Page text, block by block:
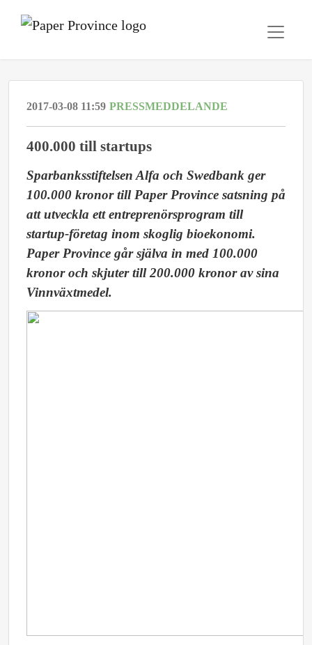
2017-03-08 11:59 PRESSMEDDELANDE
400.000 till startups
Sparbanksstiftelsen Alfa och Swedbank ger
100.000 kronor till Paper Province satsning på
att utveckla ett entreprenörsprogram till
startup-företag inom skoglig bioekonomi.
Paper Province går själva in med 100.000
kronor och skjuter till 200.000 kronor av sina
Vinnväxtmedel.